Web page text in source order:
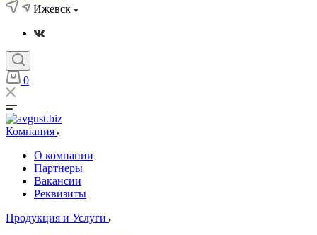
Ижевск
0
Компания
О компании
Партнеры
Вакансии
Реквизиты
Продукция и Услуги